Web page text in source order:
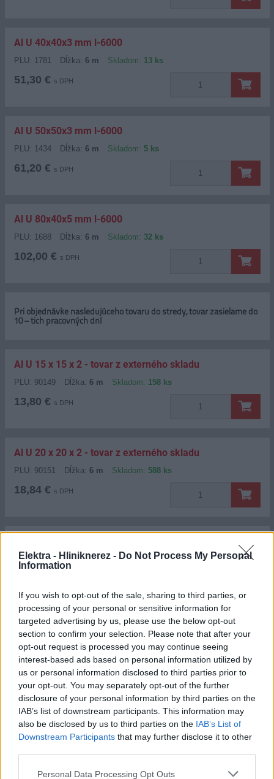
Elektra - Hliniknerez - Do Not Process My Personal
Information
If you wish to opt-out of the sale, sharing to third parties, or
processing of your personal or sensitive information for
targeted advertising by us, please use the below opt-out
section to confirm your selection. Please note that after your
opt-out request is processed you may continue seeing
interest-based ads based on personal information utilized by
us or personal information disclosed to third parties prior to
your opt-out. You may separately opt-out of the further
disclosure of your personal information by third parties on the
IAB’s list of downstream participants. This information may
also be disclosed by us to third parties on the IAB’s List of
Downstream Participants that may further disclose it to other
Personal Data Processing Opt Outs
Al U 40x40x3 mm l-6000
PLU: 1781 Dĺžka: 6 m Skladom: 13 ks
51,30 € s DPH
Al U 50x50x3 mm l-6000
PLU: 1434 Dĺžka: 6 m Skladom: 5 ks
61,20 € s DPH
Al U 80x40x5 mm l-6000
PLU: 1688 Dĺžka: 6 m Skladom: 32 ks
102,00 € s DPH
Pri objednávke nasledujúceho tovaru do stredy, tovar zasielame do
10 – tich pracovných dní
Al U 15 x 15 x 2 - tovar z externého skladu
PLU: 90149 Dĺžka: 6 m Skladom: 158 ks
13,80 € s DPH
Al U 20 x 20 x 2 - tovar z externého skladu
PLU: 90151 Dĺžka: 6 m Skladom: 588 ks
18,84 € s DPH
PLU: 90152 Dĺžka:6 m Skladom:2003 ks
Al U 30 x 30 x 2 - tovar z externého skladu
PLU: 90155 Dĺžka: 6 m Skladom: 290 ks
28,98 €
Al U 30 x 30 x 3 - tovar z externého skladu
PLU: 90156 Dĺžka:6 m Skladom:65 ks
42,36 € s DPH